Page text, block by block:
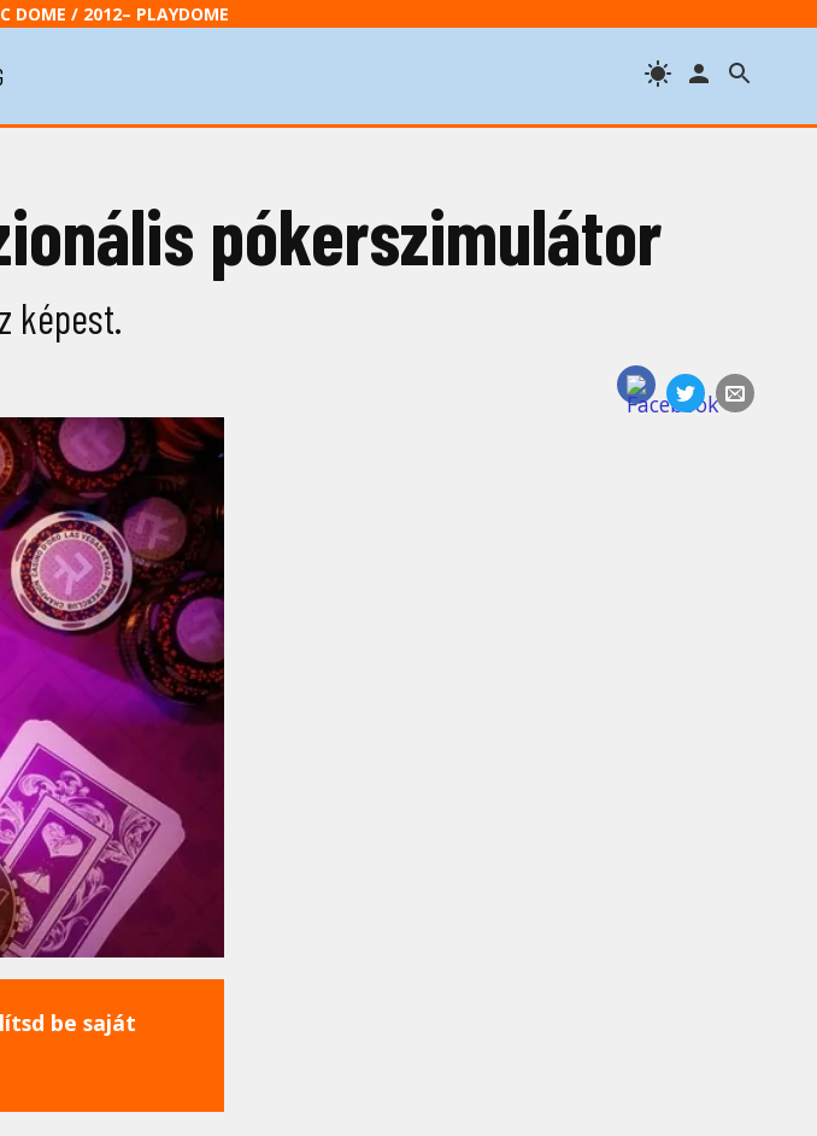
DOME / 2012– PLAYDOME
pókerszimulátor
képest.
be saját